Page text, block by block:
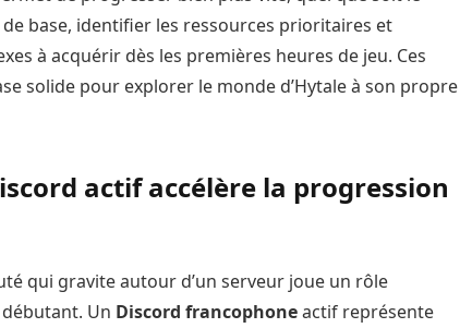
base, identifier les ressources prioritaires et
à acquérir dès les premières heures de jeu. Ces
solide pour explorer le monde d’Hytale à son propre
actif accélère la progression
qui gravite autour d’un serveur joue un rôle
Un Discord francophoneactif représente